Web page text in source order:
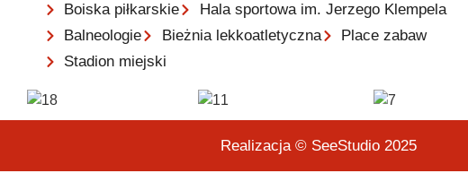
Boiska piłkarskie
Hala sportowa im. Jerzego Klempela
Balneologie
Bieżnia lekkoatletyczna
Place zabaw
Stadion miejski
Realizacja © SeeStudio 2025